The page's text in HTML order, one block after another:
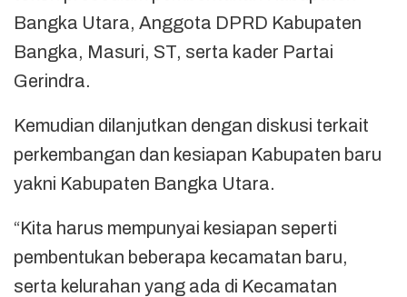
Bangka Utara, Anggota DPRD Kabupaten
Bangka, Masuri, ST, serta kader Partai
Gerindra.
Kemudian dilanjutkan dengan diskusi terkait
perkembangan dan kesiapan Kabupaten baru
yakni Kabupaten Bangka Utara.
“Kita harus mempunyai kesiapan seperti
pembentukan beberapa kecamatan baru,
serta kelurahan yang ada di Kecamatan